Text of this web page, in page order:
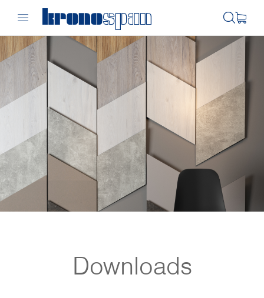
Downloads